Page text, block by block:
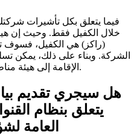
فيما يتعلق بكل تأشيرات
خلال الكفيل فقط. وحيث إن
(راكز) هي الكفيل،
الشركة. وبناء على ذلك، يمكن
الإقامة إلى هيئة مناطق رأس الخيمة الاقتصادية (راكز).
هل سيجري تقديم
يتعلق بنظام
العامة